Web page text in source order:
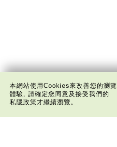
本網站使用Cookies來改善您的瀏覽
體驗, 請確定您同意及接受我們的
私隱政策才繼續瀏覽。